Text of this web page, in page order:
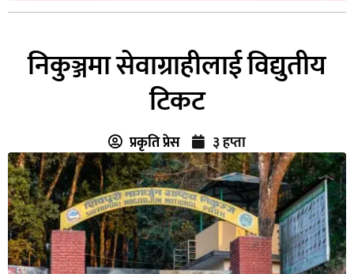
निकुञ्जमा सेवाग्राहीलाई विद्युतीय
टिकट
प्रकृति प्रेस ३ हप्ता